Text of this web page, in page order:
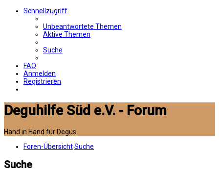
Schnellzugriff
Unbeantwortete Themen
Aktive Themen
Suche
FAQ
Anmelden
Registrieren
Deguhilfe Süd e.V. - Forum
Hand in Hand für Degus
Foren-ÜbersichtSuche
Suche